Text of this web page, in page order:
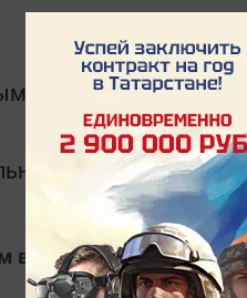
в Telegram-канале
мессенджере
в
Яндекс Дзен